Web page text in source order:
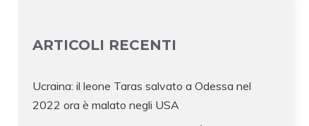
ARTICOLI RECENTI
Ucraina: il leone Taras salvato a Odessa nel
2022 ora è malato negli USA